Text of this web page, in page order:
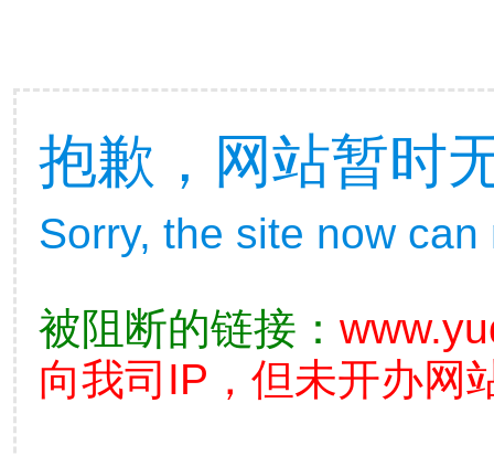
抱歉，网站暂时
Sorry, the site now
被阻断的链接：
向我司IP，但未开办网